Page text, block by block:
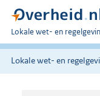
U
bent
hier:
Lokale wet- en
Lokale wet- en